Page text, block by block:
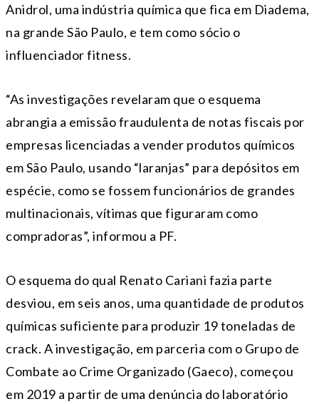
Anidrol, uma indústria química que fica em Diadema,
na grande São Paulo, e tem como sócio o
influenciador fitness.
“As investigações revelaram que o esquema
abrangia a emissão fraudulenta de notas fiscais por
empresas licenciadas a vender produtos químicos
em São Paulo, usando “laranjas” para depósitos em
espécie, como se fossem funcionários de grandes
multinacionais, vítimas que figuraram como
compradoras”, informou a PF.
O esquema do qual Renato Cariani fazia parte
desviou, em seis anos, uma quantidade de produtos
químicas suficiente para produzir 19 toneladas de
crack. A investigação, em parceria com o Grupo de
Combate ao Crime Organizado (Gaeco), começou
em 2019 a partir de uma denúncia do laboratório